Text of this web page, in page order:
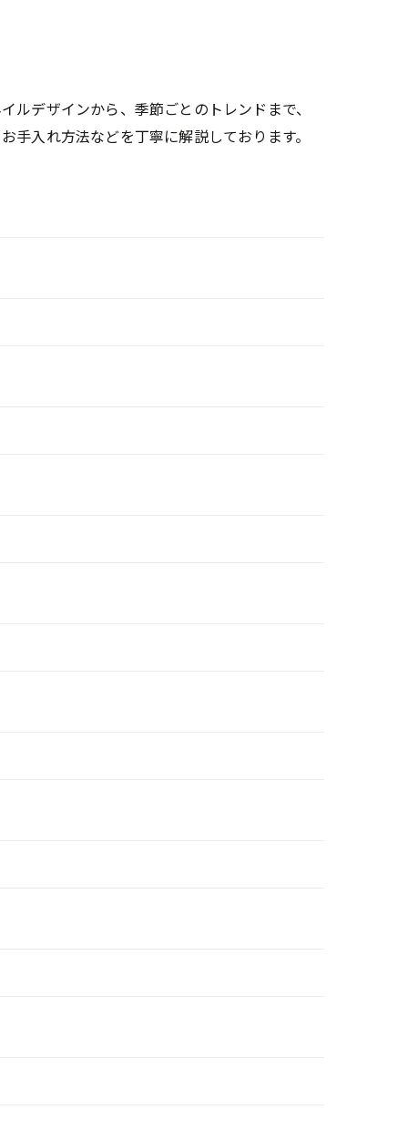
デザインから、季節ごとのトレンドまで、
入れ方法などを丁寧に解説しております。